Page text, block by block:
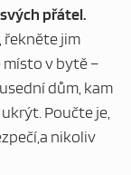
přátel.
, řekněte jim
místo v bytě –
dům, kam
Poučte je,
nikoliv